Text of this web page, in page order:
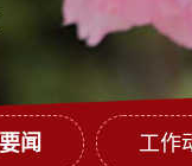
闻 工作